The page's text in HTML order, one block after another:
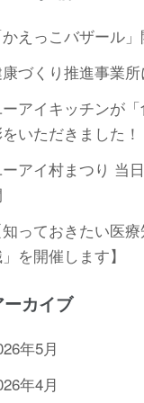
えっこバザール
づくり推進事業
アイキッチンが
いただきました！
アイ村まつり 当
っておきたい医
を開催します】
ーカイブ
年5月
年4月